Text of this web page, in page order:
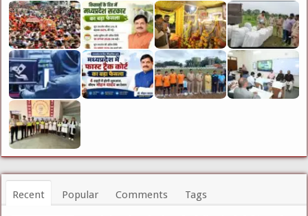
Recent Popular Comments Tags